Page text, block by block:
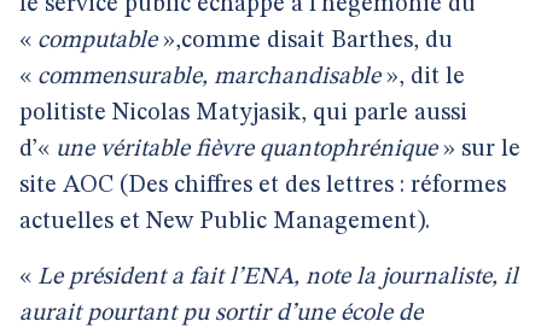
le service public échappe à l’hégémonie du
« computable»,comme disait Barthes, du
« commensurable, marchandisable», dit le
politiste Nicolas Matyjasik, qui parle aussi
d’« une véritable fièvre quantophrénique» sur le
site AOC (Des chiffres et des lettres : réformes
actuelles et New Public Management).
« Le président a fait l’ENA, note la journaliste, il
aurait pourtant pu sortir d’une école de